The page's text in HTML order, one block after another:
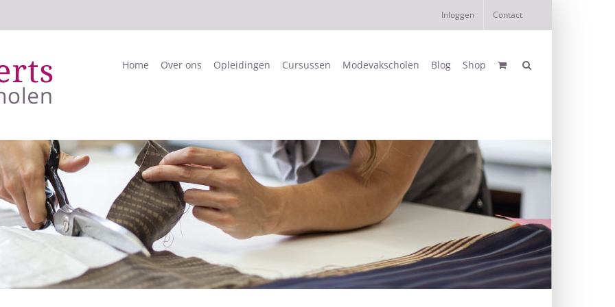
Inloggen Contact
Home Over ons Opleidingen Cursussen Modevakscholen Blog Shop